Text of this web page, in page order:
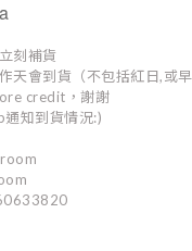
刻補貨
天會到貨（不包括紅日,或
credit，謝謝
知到貨情況:)